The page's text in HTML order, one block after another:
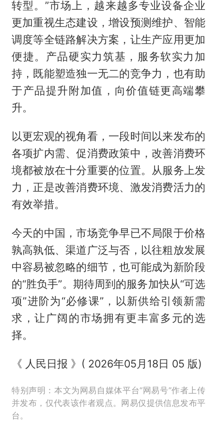
转型。”市场上，越来越多专业设备企业
更加重视生态建设，增设预测维护、智能
调度等全链路解决方案，让生产应用更加
便捷。产品硬实力筑基，服务软实力加
持，既能塑造独一无二的竞争力，也有助
于产品提升附加值，向价值链更高端攀
升。
以更宏观的视角看，一段时间以来发布的
各项扩内需、促消费政策中，改善消费环
境都被放在十分重要的位置。从服务上发
力，正是改善消费环境、激发消费活力的
有效举措。
今天的中国，市场竞争早已不局限于价格
孰高孰低、渠道广泛与否，以往粗放发展
中容易被忽略的细节，也可能成为新阶段
的“胜负手”。期待周到的服务加快从“可选
项”进阶为“必修课”，以新供给引领新需
求，让广阔的市场拥有更丰富多元的选
择。
《 人民日报 》( 2026年05月18日 05 版)
特别声明：本文为网易自媒体平台“网易号”作者上传
并发布，仅代表该作者观点。网易仅提供信息发布平
台。